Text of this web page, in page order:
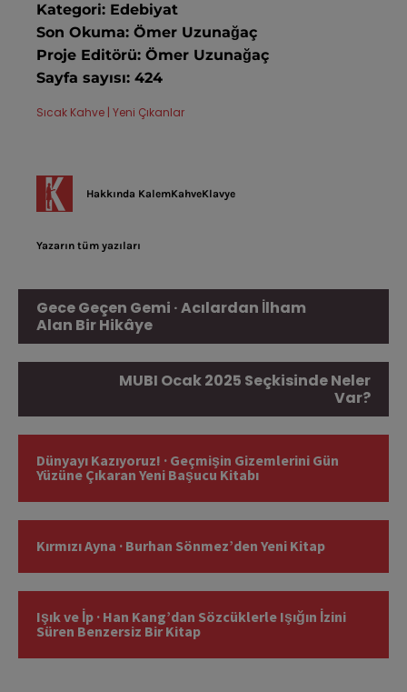
Kategori: Edebiyat
Son Okuma: Ömer Uzunağaç
Proje Editörü: Ömer Uzunağaç
Sayfa sayısı: 424
Sıcak Kahve | Yeni Çıkanlar
Hakkında KalemKahveKlavye
Yazarın tüm yazıları
Gece Geçen Gemi · Acılardan İlham
Alan Bir Hikâye
MUBI Ocak 2025 Seçkisinde Neler
Var?
Dünyayı Kazıyoruz! · Geçmişin Gizemlerini Gün
Yüzüne Çıkaran Yeni Başucu Kitabı
Kırmızı Ayna · Burhan Sönmez’den Yeni Kitap
Işık ve İp · Han Kang’dan Sözcüklerle Işığın İzini
Süren Benzersiz Bir Kitap